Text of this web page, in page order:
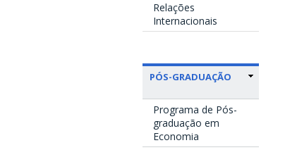
Relações
Internacionais
PÓS-GRADUAÇÃO
Programa de Pós-
graduação em
Economia